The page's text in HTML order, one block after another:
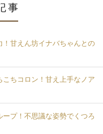
事
！甘えん坊イナバちゃんとの
こちコロン！甘え上手なノア
ープ！不思議な姿勢でくつろ